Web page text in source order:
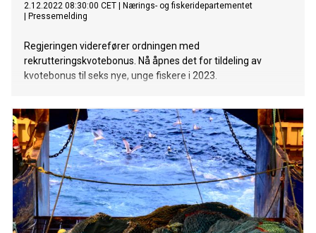
2.12.2022 08:30:00 CET
Nærings- og fiskeridepartementet
Pressemelding
Regjeringen viderefører ordningen med
rekrutteringskvotebonus. Nå åpnes det for tildeling av
kvotebonus til seks nye, unge fiskere i 2023.